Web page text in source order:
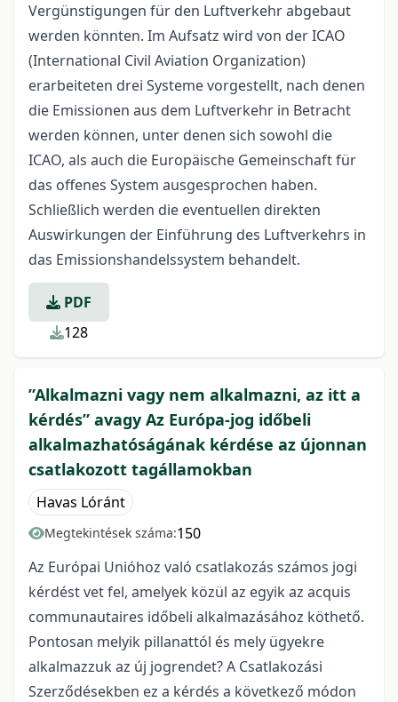
Vergünstigungen für den Luftverkehr abgebaut
werden könnten. Im Aufsatz wird von der ICAO
(International Civil Aviation Organization)
erarbeiteten drei Systeme vorgestellt, nach denen
die Emissionen aus dem Luftverkehr in Betracht
werden können, unter denen sich sowohl die
ICAO, als auch die Europäische Gemeinschaft für
das offenes System ausgesprochen haben.
Schließlich werden die eventuellen direkten
Auswirkungen der Einführung des Luftverkehrs in
das Emissionshandelssystem behandelt.
PDF
128
”Alkalmazni vagy nem alkalmazni, az itt a
kérdés” avagy Az Európa-jog időbeli
alkalmazhatóságának kérdése az újonnan
csatlakozott tagállamokban
Havas Lóránt
Megtekintések száma:150
Az Európai Unióhoz való csatlakozás számos jogi
kérdést vet fel, amelyek közül az egyik az acquis
communautaires időbeli alkalmazásához köthető.
Pontosan melyik pillanattól és mely ügyekre
alkalmazzuk az új jogrendet? A Csatlakozási
Szerződésekben ez a kérdés a következő módon